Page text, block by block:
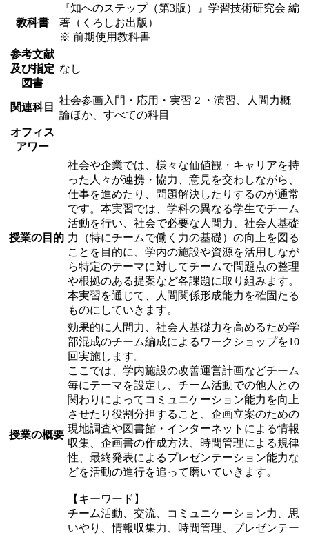
教科書
『知へのステップ（第3版）』学習技術研究会 編
著（くろしお出版）
※ 前期使用教科書
参考文献
及び指定
図書
なし
関連科目
社会参画入門・応用・実習２・演習、人間力概
論ほか、すべての科目
オフィス
アワー
授業の目的
社会や企業では、様々な価値観・キャリアを持
った人々が連携・協力、意見を交わしながら、
仕事を進めたり、問題解決したりするのが通常
です。本実習では、学科の異なる学生でチーム
活動を行い、社会で必要な人間力、社会人基礎
力（特にチームで働く力の基礎）の向上を図る
ことを目的に、学内の施設や資源を活用しなが
ら特定のテーマに対してチームで問題点の整理
や根拠のある提案など各課題に取り組みます。
本実習を通じて、人間関係形成能力を確固たる
ものにしていきます。
授業の概要
効果的に人間力、社会人基礎力を高めるため学
部混成のチーム編成によるワークショップを10
回実施します。
ここでは、学内施設の改善運営計画などチーム
毎にテーマを設定し、チーム活動での他人との
関わりによってコミュニケーション能力を向上
させたり役割分担すること、企画立案のための
現地調査や図書館・インターネットによる情報
収集、企画書の作成方法、時間管理による規律
性、最終発表によるプレゼンテーション能力な
どを活動の進行を追って磨いていきます。
【キーワード】
チーム活動、交流、コミュニケーション力、思
いやり、情報収集力、時間管理、プレゼンテー